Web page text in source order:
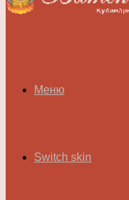
Меню
Switch skin